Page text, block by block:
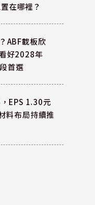
在哪裡？
ABF載板欣
好2028年
首選
EPS 1.30元
料布局持續推